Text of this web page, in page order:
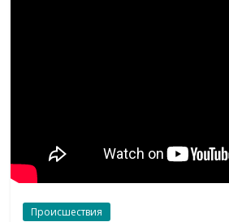
Происшествия